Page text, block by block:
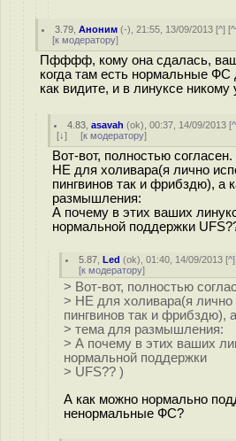
3.79 ,Аноним (-), 21:55, 13/09/2013 [^] [
[к модератору]
Пфффф, кому она сдалась,
когда там есть нормальные
как видите, и в линуксе
4.83 ,asavah (ok), 00:37, 14/09/2013 [^
[↓] [к модератору]
Вот-вот, полностью согласен.
НЕ для холивара(я лично
пингвинов так и фрибздю), а
размышления:
А почему в этих ваших
нормальной поддержки
5.87 ,Led (ok), 01:40, 14/09/2013 [^
[к модератору]
> Вот-вот, полностью
> НЕ для холивара(я лично
пингвинов так и фрибздю),
> тема для размышления:
> А почему в этих ваших
нормальной поддержки
> UFS?? )
А как можно нормально
ненормальные ФС?